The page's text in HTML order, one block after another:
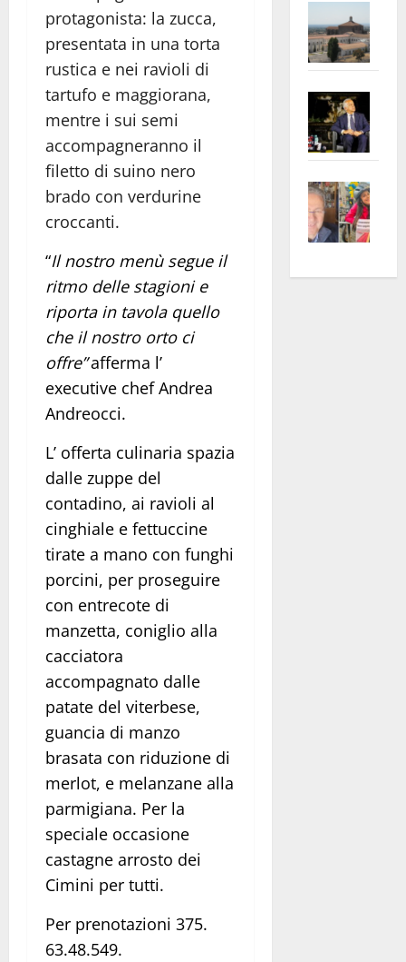
protagonista: la zucca,
presentata in una torta
rustica e nei ravioli di
tartufo e maggiorana,
mentre i sui semi
accompagneranno il
filetto di suino nero
brado con verdurine
croccanti.
“Il nostro menù segue il
ritmo delle stagioni e
riporta in tavola quello
che il nostro orto ci
offre”afferma l’
executive chef Andrea
Andreocci.
L’ offerta culinaria spazia
dalle zuppe del
contadino, ai ravioli al
cinghiale e fettuccine
tirate a mano con funghi
porcini, per proseguire
con entrecote di
manzetta, coniglio alla
cacciatora
accompagnato dalle
patate del viterbese,
guancia di manzo
brasata con riduzione di
merlot, e melanzane alla
parmigiana. Per la
speciale occasione
castagne arrosto dei
Cimini per tutti.
Per prenotazioni 375.
63.48.549.
euro
apre